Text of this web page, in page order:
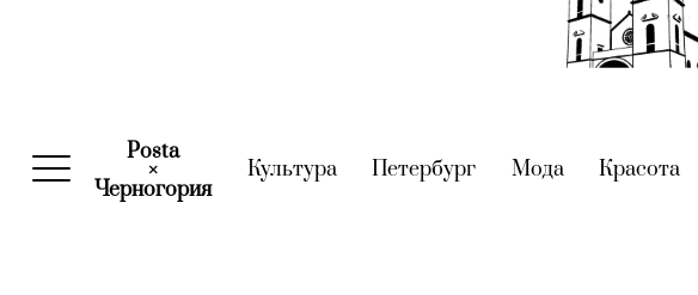
Posta
×
Черногория(current)
Культура(current)
Петербург (current)
Мода(current)
Красота